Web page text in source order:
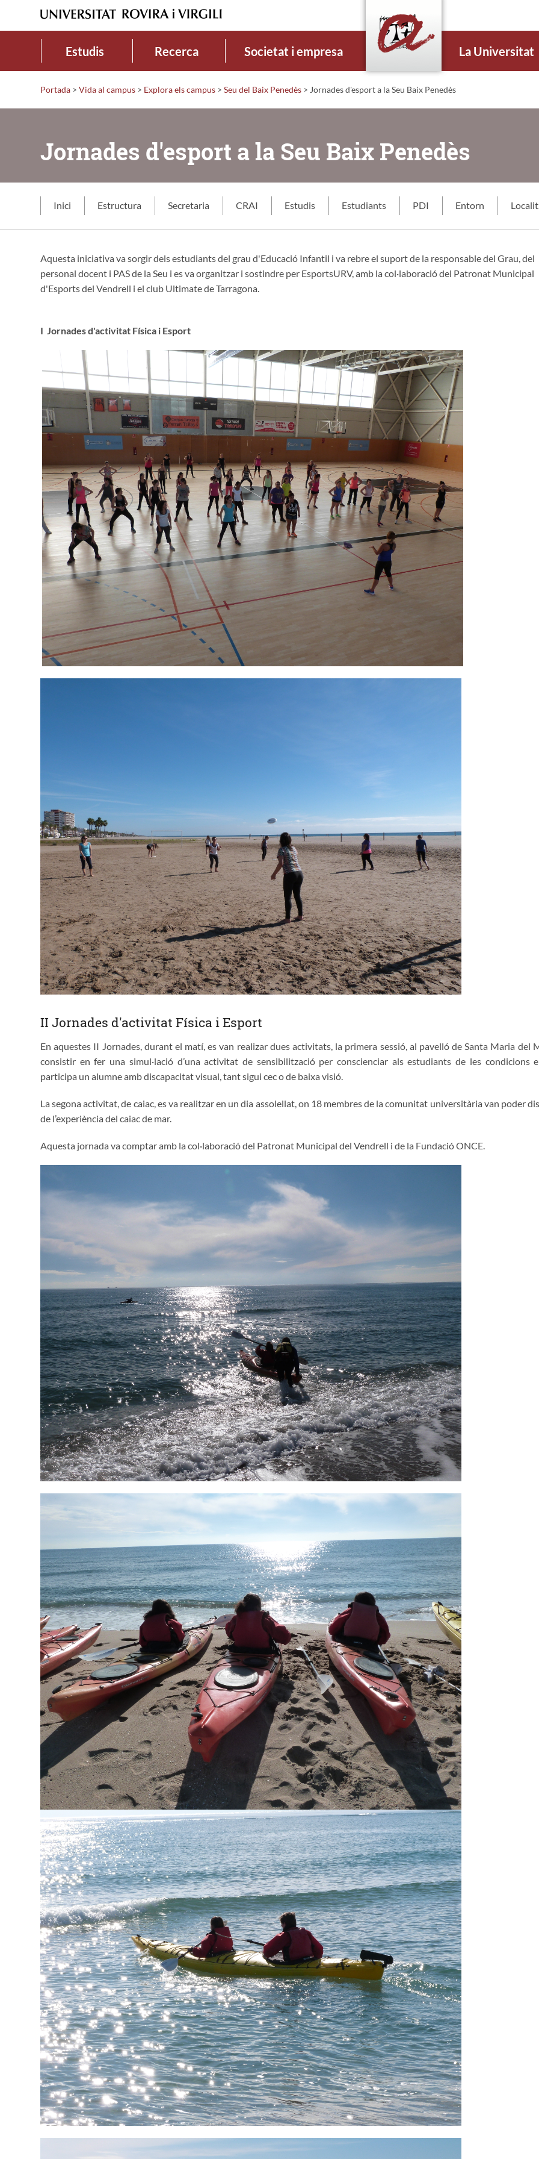
Estudis Recerca Societat i empresa La Universitat
Portada > Vida al campus > Explora els campus > Seu del Baix Penedès > Jornades d'esport a la Seu Baix Penedès
Jornades d'esport a la Seu Baix Penedès
Inici Estructura Secretaria CRAI Estudis Estudiants PDI Entorn
Aquesta iniciativa va sorgir dels estudiants del grau d'Educació Infantil i va rebre el suport de la responsable del Grau, del
personal docent i PAS de la Seu i es va organitzar i sostindre per EsportsURV, amb la col·laboració del Patronat Municipal
d'Esports del Vendrell i el club Ultimate de Tarragona.
I Jornades d'activitat Física i Esport
II Jornades d'activitat Física i Esport
En aquestes II Jornades, durant el matí, es van realizar dues activitats, la primera sessió, al pavelló de Santa Maria del
consistir en fer una simul·lació d’una activitat de sensibilització per conscienciar als estudiants de les condicions
participa un alumne amb discapacitat visual, tant sigui cec o de baixa visió.
La segona activitat, de caiac, es va realitzar en un dia assolellat, on 18 membres de la comunitat universitària van poder
de l’experiència del caiac de mar.
Aquesta jornada va comptar amb la col·laboració del Patronat Municipal del Vendrell i de la Fundació ONCE.